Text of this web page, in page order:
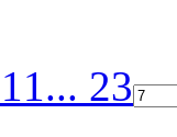
11... 23